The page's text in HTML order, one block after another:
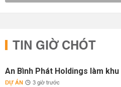
TIN GIỜ CHÓT
An Bình Phát Holdings làm
DỰ ÁN 3 giờ trước